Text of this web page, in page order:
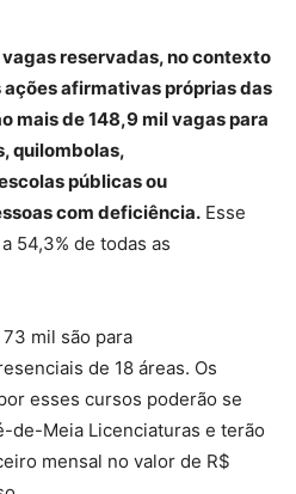
reservadas, no contexto
ações afirmativas próprias das
mais de 148,9 mil vagas para
quilombolas,
públicas ou
com deficiência. Esse
54,3% de todas as
mil são para
de 18 áreas. Os
esses cursos poderão se
de-Meia Licenciaturas e terão
mensal no valor de R$